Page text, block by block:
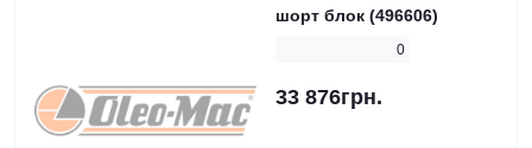
шорт блок (496606)
0
33 876грн.